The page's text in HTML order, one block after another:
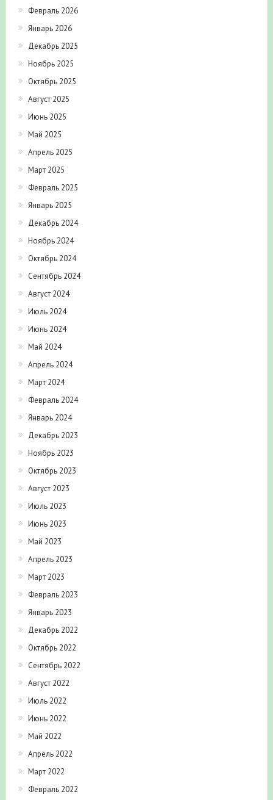
Февраль 2026
Январь 2026
Декабрь 2025
Ноябрь 2025
Октябрь 2025
Август 2025
Июнь 2025
Май 2025
Апрель 2025
Март 2025
Февраль 2025
Январь 2025
Декабрь 2024
Ноябрь 2024
Октябрь 2024
Сентябрь 2024
Август 2024
Июль 2024
Июнь 2024
Май 2024
Апрель 2024
Март 2024
Февраль 2024
Январь 2024
Декабрь 2023
Ноябрь 2023
Октябрь 2023
Август 2023
Июль 2023
Июнь 2023
Май 2023
Апрель 2023
Март 2023
Февраль 2023
Январь 2023
Декабрь 2022
Октябрь 2022
Сентябрь 2022
Август 2022
Июль 2022
Июнь 2022
Май 2022
Апрель 2022
Март 2022
Февраль 2022